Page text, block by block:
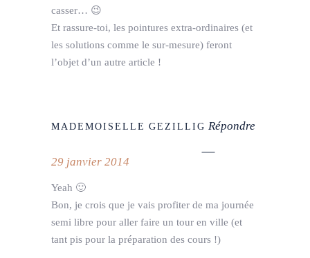
casser… 😉
Et rassure-toi, les pointures extra-ordinaires (et
les solutions comme le sur-mesure) feront
l’objet d’un autre article !
MADEMOISELLE GEZILLIG Répondre
29 janvier 2014
Yeah 🙂
Bon, je crois que je vais profiter de ma journée
semi libre pour aller faire un tour en ville (et
tant pis pour la préparation des cours !)